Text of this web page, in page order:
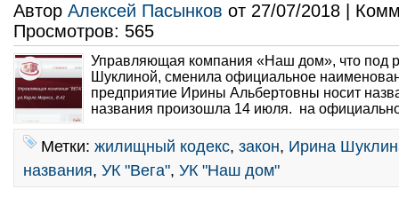
Автор Алексей Пасынков от 27/07/2018 |
Просмотров: 565
Управляющая компания «Наш дом», что под
Шуклиной, сменила официальное
предприятие Ирины Альбертовны носит
названия произошла 14 июля. на
Метки: жилищный кодекс, закон, Ирина
названия, УК "Вега", УК "Наш дом"